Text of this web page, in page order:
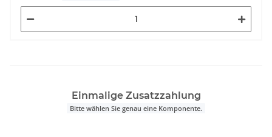
Einmalige Zusatzzahlung
Bitte wählen Sie genau eine Komponente.